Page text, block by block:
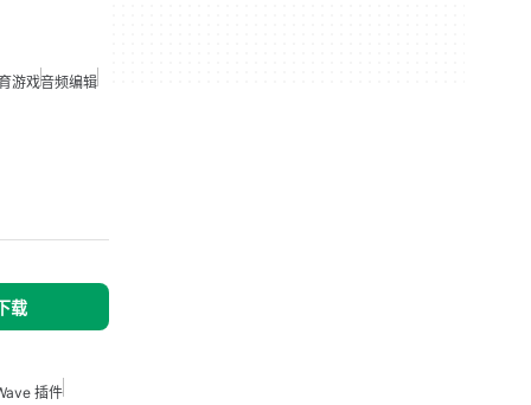
游戏音频编辑
载
插件